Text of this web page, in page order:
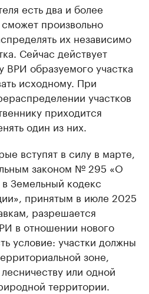
есть два и более
произвольно
их независимо
Сейчас действует
ВРИ образуемого участка
исходному. При
участков
приходится
один из них.
вступят в силу в марте,
законом № 295 «О
Земельный кодекс
принятым в июле 2025
разрешается
в отношении нового
условие: участки должны
зоне,
или одной
территории.